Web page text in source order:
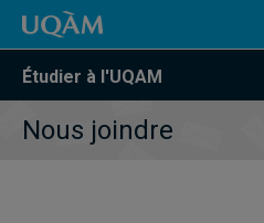
Étudier à l'UQAM
Nous joindre